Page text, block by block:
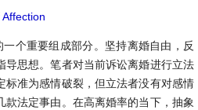
个重要组成部分。坚持离婚自由，反
导思想。笔者对当前诉讼离婚进行立法
标准为感情破裂，但立法者没有对感情
法定事由。在高离婚率的当下，抽象